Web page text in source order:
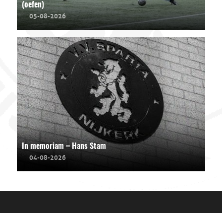
(oefen)
05-08-2026
In memoriam – Hans Stam
04-08-2026